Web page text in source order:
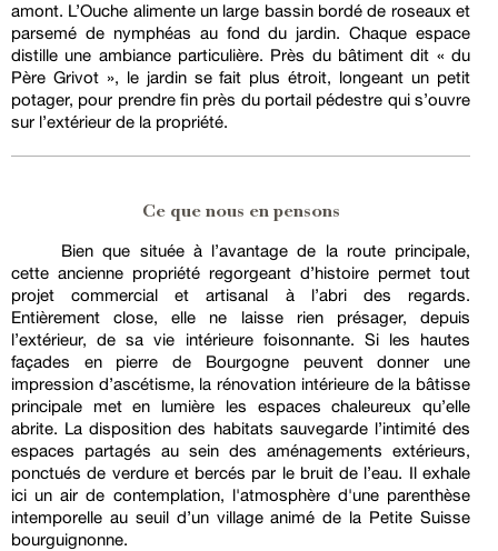
amont. L’Ouche alimente un large bassin bordé de roseaux et
parsemé de nymphéas au fond du jardin. Chaque espace
distille une ambiance particulière. Près du bâtiment dit « du
Père Grivot », le jardin se fait plus étroit, longeant un petit
potager, pour prendre fin près du portail pédestre qui s’ouvre
sur l’extérieur de la propriété.
Ce que nous en pensons
Bien que située à l’avantage de la route principale,
cette ancienne propriété regorgeant d’histoire permet tout
projet commercial et artisanal à l’abri des regards.
Entièrement close, elle ne laisse rien présager, depuis
l’extérieur, de sa vie intérieure foisonnante. Si les hautes
façades en pierre de Bourgogne peuvent donner une
impression d’ascétisme, la rénovation intérieure de la bâtisse
principale met en lumière les espaces chaleureux qu’elle
abrite. La disposition des habitats sauvegarde l’intimité des
espaces partagés au sein des aménagements extérieurs,
ponctués de verdure et bercés par le bruit de l’eau. Il exhale
ici un air de contemplation, l'atmosphère d'une parenthèse
intemporelle au seuil d’un village animé de la Petite Suisse
bourguignonne.